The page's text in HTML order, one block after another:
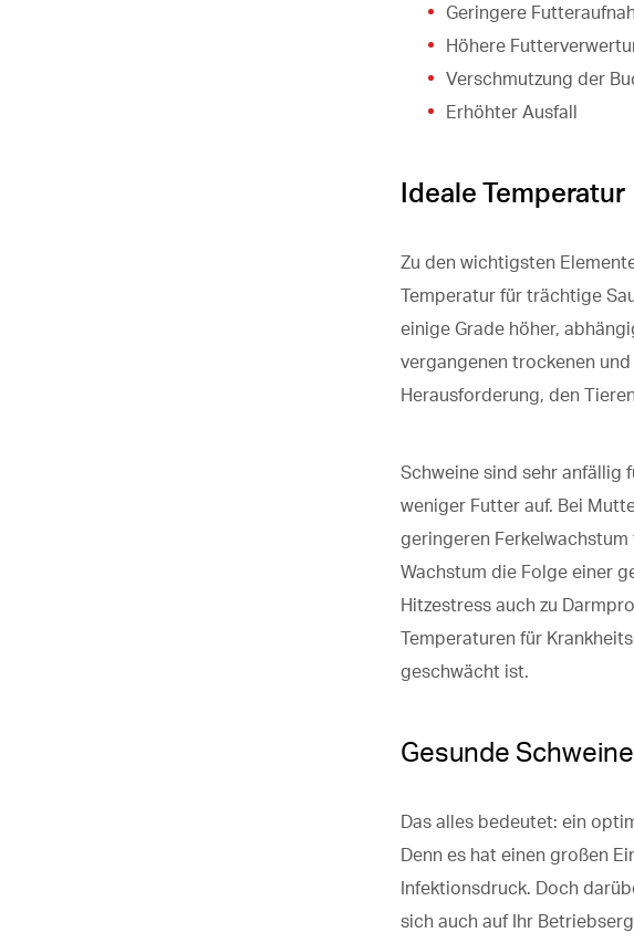
Geringere
Höhere
Verschmutzung der
Erhöhter Ausfall
Ideale Temperatur
Zu den wichtigsten
Temperatur für trächtige
einige Grade höher,
vergangenen trockenen
Herausforderung, den
Schweine sind sehr anfällig
weniger Futter auf. Bei
geringeren
Wachstum die Folge einer
Hitzestress auch zu
Temperaturen für
geschwächt ist.
Gesunde
Das alles bedeutet: ein
Denn es hat einen großen
Infektionsdruck. Doch
sich auch auf Ihr